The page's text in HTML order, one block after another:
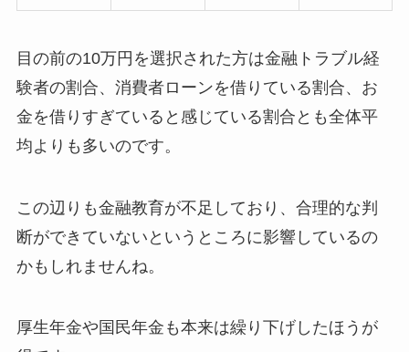
目の前の10万円を選択された方は金融トラブル経
験者の割合、消費者ローンを借りている割合、お
金を借りすぎていると感じている割合とも全体平
均よりも多いのです。
この辺りも金融教育が不足しており、合理的な判
断ができていないというところに影響しているの
かもしれませんね。
厚生年金や国民年金も本来は繰り下げしたほうが